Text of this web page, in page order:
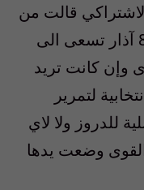
قالت من
جهتها إن جنبلاط أدرك ان قوى 8 آذار تسعى الى
وإن كانت تريد
لتمرير
للدروز ولا لاي
وضعت يدها